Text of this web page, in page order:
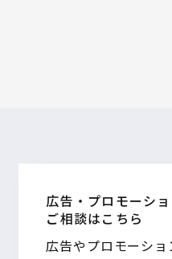
広告・プロモーシ
ご相談はこちら
広告やプロモーシ